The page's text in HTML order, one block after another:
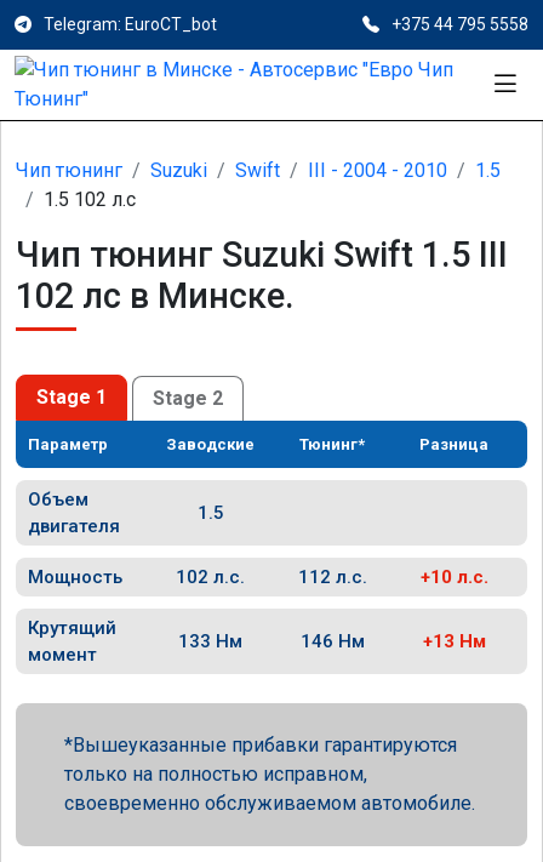
Telegram: EuroCT_bot +375 44 795 5558
Чип тюнинг Suzuki Swift III - 2004 - 2010
1.5
1.5 102 л.с
Чип тюнинг Suzuki Swift 1.5 III
102 лс в Минске.
Stage 1 Stage 2
Параметр Заводские Тюнинг* Разница
Объем
двигателя
1.5
Мощность 102 л.с. 112 л.с. +10 л.с.
Крутящий
момент
133 Нм 146 Нм +13 Нм
Вышеуказанные прибавки гарантируются
только на полностью исправном,
своевременно обслуживаемом автомобиле.